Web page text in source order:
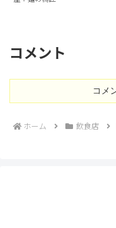
コメント
コメ
ホーム 飲食店